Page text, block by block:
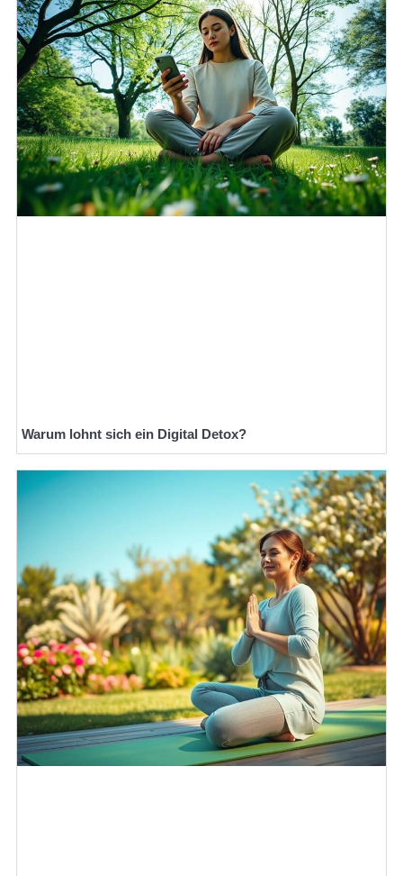
Warum lohnt sich ein Digital Detox?